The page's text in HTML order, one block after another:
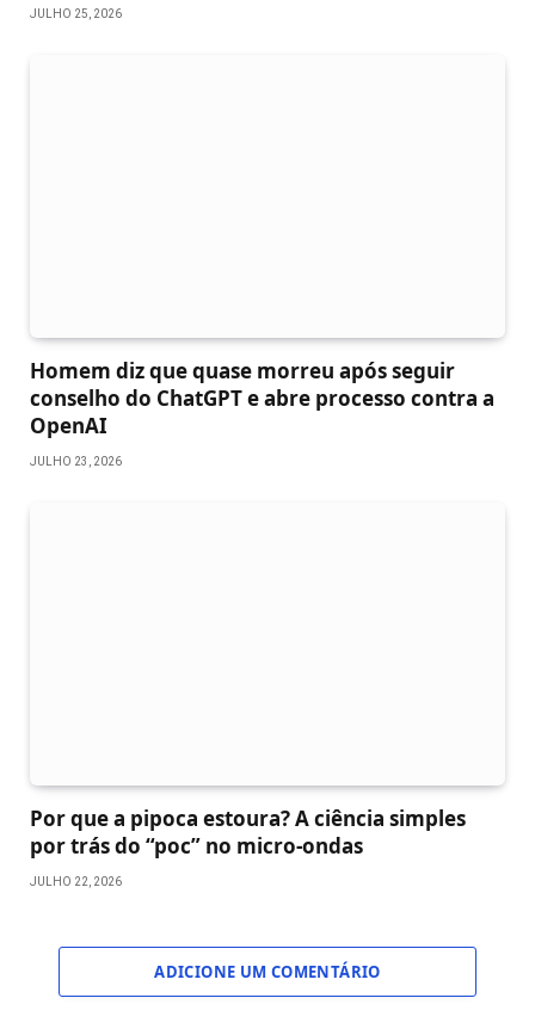
JULHO 25, 2026
Homem diz que quase morreu após seguir
conselho do ChatGPT e abre processo contra a
OpenAI
JULHO 23, 2026
Por que a pipoca estoura? A ciência simples
por trás do “poc” no micro-ondas
JULHO 22, 2026
ADICIONE UM COMENTÁRIO